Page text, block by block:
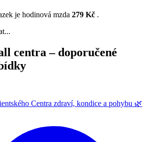
je hodinová mzda 279 Kč .
centra – doporučené
Centra zdraví, kondice a pohybu 🌿